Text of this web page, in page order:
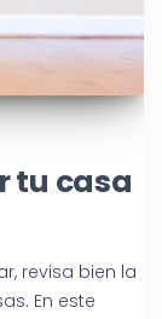
tu casa
revisa bien la
En este